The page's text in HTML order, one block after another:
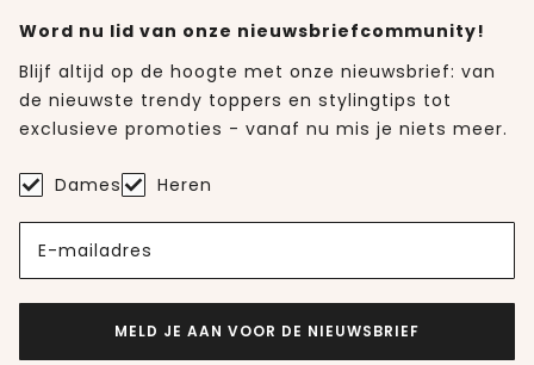
Word nu lid van onze nieuwsbriefcommunity!
Blijf altijd op de hoogte met onze nieuwsbrief: van
de nieuwste trendy toppers en stylingtips tot
exclusieve promoties - vanaf nu mis je niets meer.
Dames Heren
E-mailadres
MELD JE AAN VOOR DE NIEUWSBRIEF